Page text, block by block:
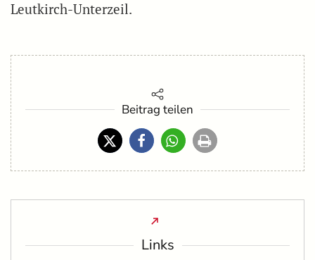
Leutkirch-Unterzeil.
Beitrag teilen
Links